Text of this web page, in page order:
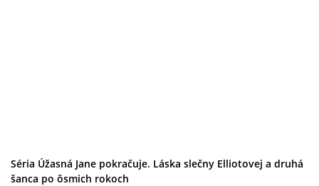
Séria Úžasná Jane pokračuje. Láska slečny Elliotovej a druhá
šanca po ôsmich rokoch